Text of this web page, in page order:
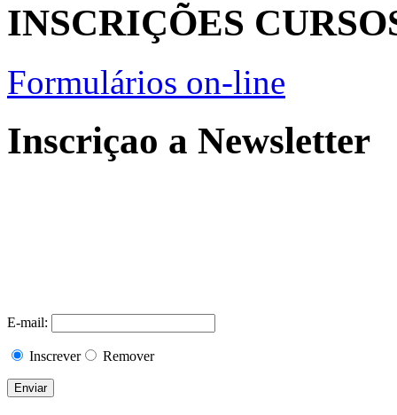
INSCRIÇÕES
Formulários on-line
Inscriçao a Newsletter
E-mail:
Inscrever Remover